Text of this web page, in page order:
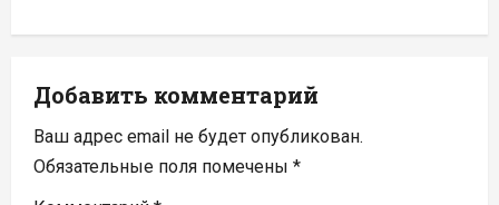
а
и
я
Добавить комментарий
Ваш адрес email не будет опубликован.
Обязательные поля помечены *